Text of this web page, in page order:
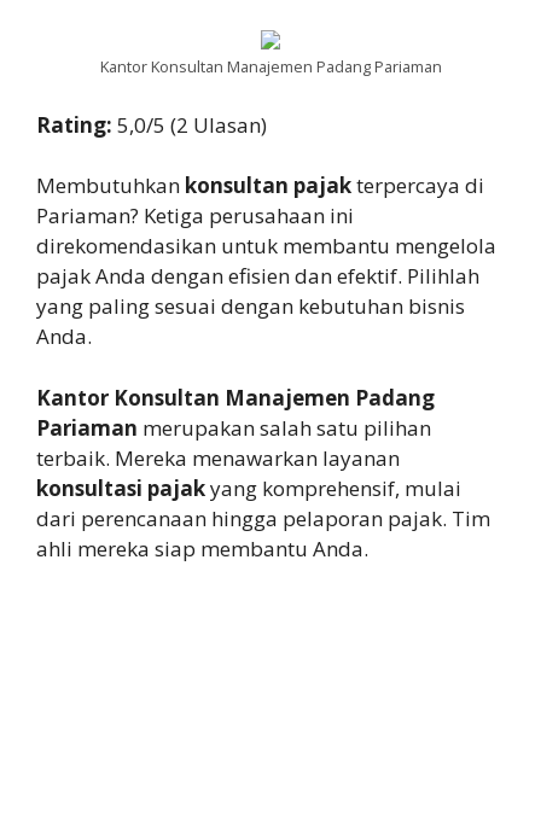
Kantor Konsultan Manajemen Padang Pariaman
Rating: 5,0/5 (2 Ulasan)
Membutuhkan konsultan pajakterpercaya di
Pariaman? Ketiga perusahaan ini
direkomendasikan untuk membantu mengelola
pajak Anda dengan efisien dan efektif. Pilihlah
yang paling sesuai dengan kebutuhan bisnis
Anda.
Kantor Konsultan Manajemen Padang
Pariaman merupakan salah satu pilihan
terbaik. Mereka menawarkan layanan
konsultasi pajakyang komprehensif, mulai
dari perencanaan hingga pelaporan pajak. Tim
ahli mereka siap membantu Anda.